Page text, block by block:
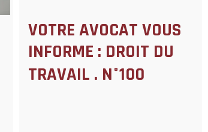
VOTRE AVOCAT VOUS
INFORME : DROIT DU
TRAVAIL . N°100